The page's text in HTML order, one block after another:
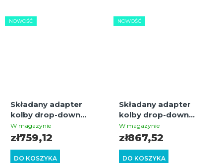
NOWOŚĆ
Składany adapter
kolby drop-down
Defensor HDC 68C
TC68 HDC68 z
mechanizmem
blokującym Gen3
W magazynie
DO KOSZYKA
zł759,12
NOWOŚĆ
Składany adapter
kolby drop-down
EMF200 z
mechanizmem
blokującym Gen3
W magazynie
DO KOSZYKA
zł867,52